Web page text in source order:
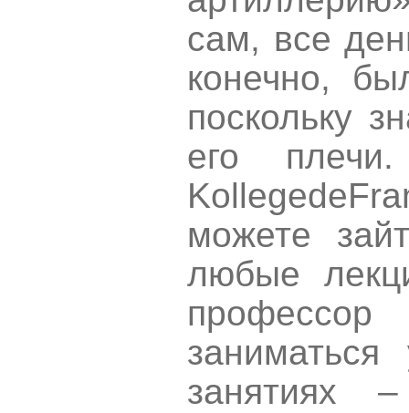
сам, все
конечно,
поскольку
его
Kollegede
можете
любые
занятиях